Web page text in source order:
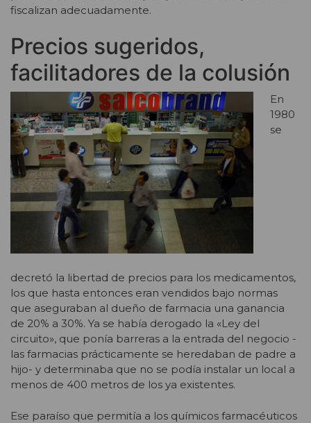
fiscalizan adecuadamente.
Precios sugeridos,
facilitadores de la colusión
En
1980
se
decretó la libertad de precios para los medicamentos,
los que hasta entonces eran vendidos bajo normas
que aseguraban al dueño de farmacia una ganancia
de 20% a 30%. Ya se había derogado la «Ley del
circuito», que ponía barreras a la entrada del negocio -
las farmacias prácticamente se heredaban de padre a
hijo- y determinaba que no se podía instalar un local a
menos de 400 metros de los ya existentes.
Ese paraíso que permitía a los químicos farmacéuticos